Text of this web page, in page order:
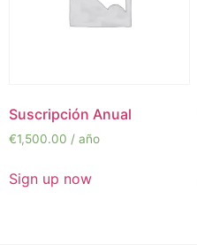
Suscripción Anual
€1,500.00 / año
Sign up now